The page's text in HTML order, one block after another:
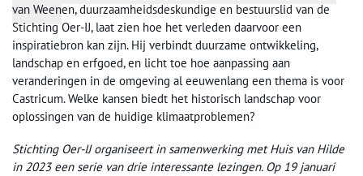
van Weenen, duurzaamheidsdeskundige en bestuurslid van de
Stichting Oer-IJ, laat zien hoe het verleden daarvoor een
inspiratiebron kan zijn. Hij verbindt duurzame ontwikkeling,
landschap en erfgoed, en licht toe hoe aanpassing aan
veranderingen in de omgeving al eeuwenlang een thema is voor
Castricum. Welke kansen biedt het historisch landschap voor
oplossingen van de huidige klimaatproblemen?
Stichting Oer-IJ organiseert in samenwerking met Huis van Hilde
in 2023 een serie van drie interessante lezingen. Op 19 januari